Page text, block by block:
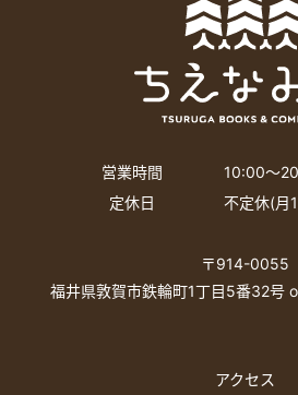
営業時間
10:00〜
定休日
不定休(月
〒914-0055
福井県敦賀市鉄輪町1丁目5番32号
アクセス